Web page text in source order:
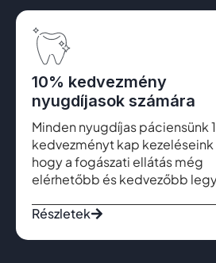
10% kedvezmény
nyugdíjasok számára
Minden nyugdíjas páciensünk
kedvezményt kap kezeléseink
hogy a fogászati ellátás még
elérhetőbb és kedvezőbb
Részletek